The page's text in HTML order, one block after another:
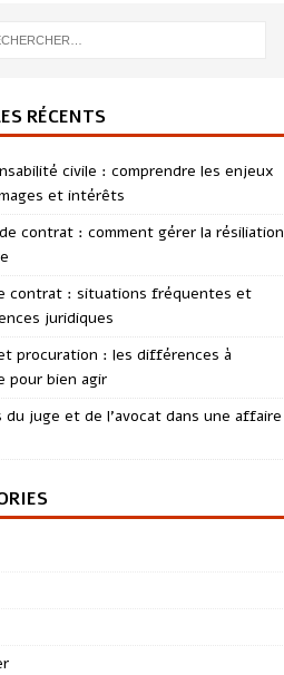
RÉCENTS
civile : comprendre les enjeux
et intérêts
contrat : comment gérer la résiliation
contrat : situations fréquentes et
juridiques
procuration : les différences à
pour bien agir
du juge et de l’avocat dans une affaire